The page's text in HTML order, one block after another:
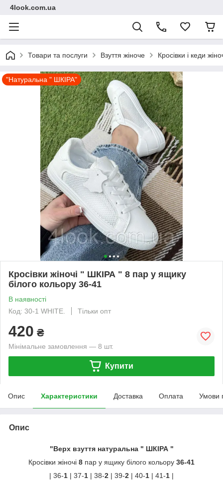
4look.com.ua
Товари та послуги Взуття жіноче Кросівки і кеди
"Натуральна " ШКІРА"
Кросівки жіночі " ШКІРА " 8 пар у ящику
білого кольору 36-41
В наявності
Код: 30-1 WHITE.
Тільки опт
420 ₴
Мінімальне замовлення — 8 шт.
Купити
Опис Характеристики Доставка Оплата Умови
Опис
"Верх взуття натуральна " ШКІРА "
Кросівки жіночі 8 пар у ящику білого кольору 36-41
| 36-1 | 37-1 | 38-2 | 39-2 | 40-1 | 41-1 |